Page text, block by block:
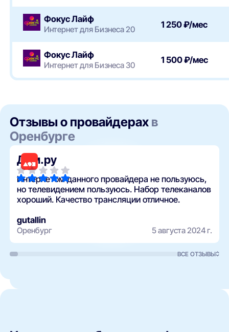
Фокус Лайф
Интернет для Бизнеса 20 1 250 ₽/мес
Фокус Лайф
Интернет для Бизнеса 30 1 500 ₽/мес
Отзывы о провайдерах в
Оренбурге
Дом.ру
Интернетом данного провайдера не пользуюсь,
но телевидением пользуюсь. Набор телеканалов
хороший. Качество трансляции отличное.
gutallin
Оренбург 5 августа 2024 г.
ВСЕ ОТЗЫВЫ